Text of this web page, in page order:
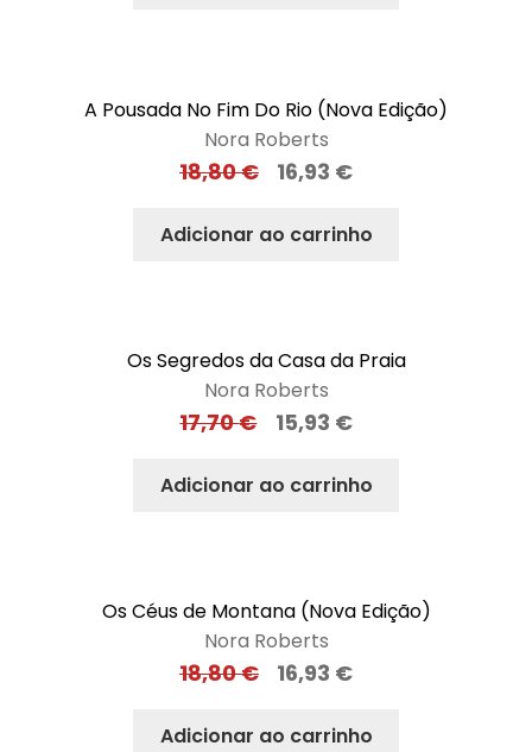
A Pousada No Fim Do Rio (Nova Edição)
Nora Roberts
18,80€ 16,93 €
Adicionar ao carrinho
Os Segredos da Casa da Praia
Nora Roberts
17,70€ 15,93 €
Adicionar ao carrinho
Os Céus de Montana (Nova Edição)
Nora Roberts
18,80€ 16,93 €
Adicionar ao carrinho